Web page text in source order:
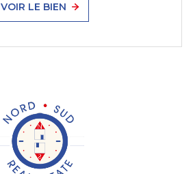
VOIR LE BIEN